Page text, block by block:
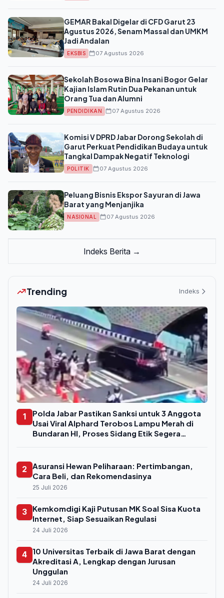
GEMAR Bakal Digelar di CFD Garut 23
Agustus 2026, Senam Massal dan UMKM
Jadi Andalan
EKSBIS 07 Agustus 2026
Sekolah Bosowa Bina Insani Bogor Gelar
Kajian Islam Rutin Dua Pekanan untuk
Orang Tua dan Alumni
PENDIDIKAN 07 Agustus 2026
Komisi V DPRD Jabar Dorong Sekolah di
Garut Perkuat Pendidikan Budaya untuk
Tangkal Dampak Negatif Teknologi
POLITIK 07 Agustus 2026
Peluang Bisnis Ekspor Sayuran di Jawa
Barat yang Menjanjika
NASIONAL 07 Agustus 2026
Indeks Berita →
Trending Indeks
1
Polda Jabar Pastikan Sanksi untuk 3 Anggota
Usai Viral Alphard Terobos Lampu Merah di
Bundaran HI, Proses Sidang Etik Segera
2
Asuransi Hewan Peliharaan: Pertimbangan,
Cara Beli, dan Rekomendasinya
25 Juli 2026
3
Kemkomdigi Kaji Putusan MK Soal Sisa Kuota
Internet, Siap Sesuaikan Regulasi
24 Juli 2026
4
10 Universitas Terbaik di Jawa Barat dengan
Akreditasi A, Lengkap dengan Jurusan
Unggulan
24 Juli 2026